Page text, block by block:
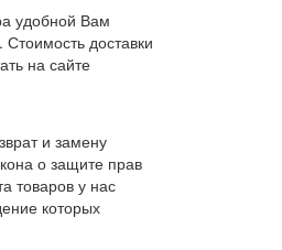
удобной Вам
доставки
на сайте
и замену
о защите прав
товаров у нас
которых